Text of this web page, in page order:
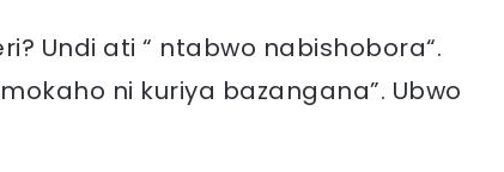
Undi ati “ ntabwo nabishobora“.
ni kuriya bazangana”. Ubwo